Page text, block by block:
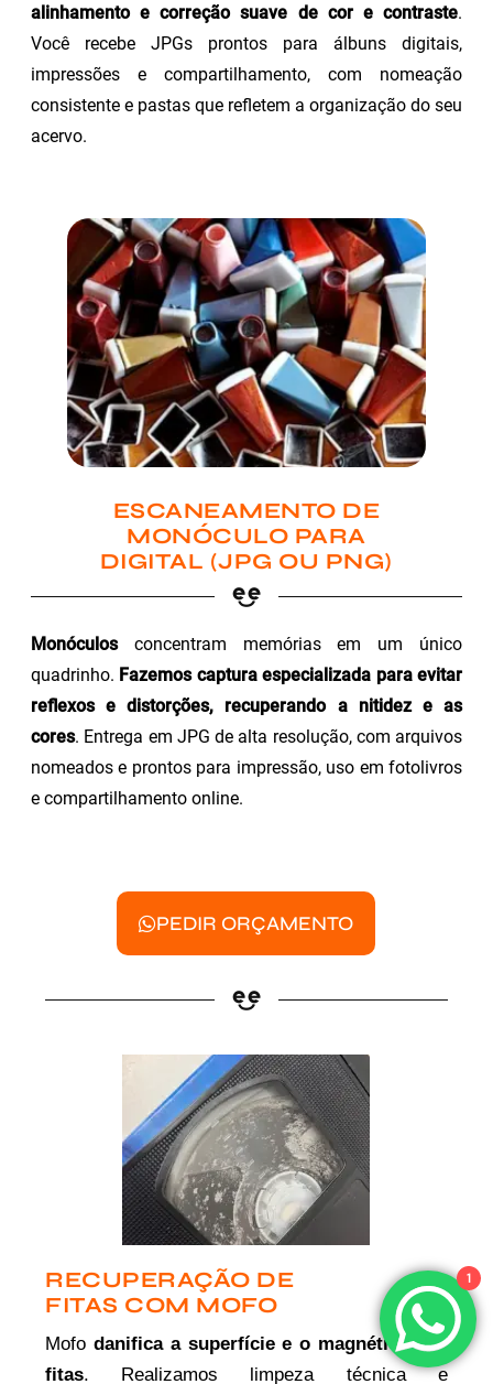
alinhamento e correção suave de cor e contraste.
Você recebe JPGs prontos para álbuns digitais,
impressões e compartilhamento, com nomeação
consistente e pastas que refletem a organização do seu
acervo.
ESCANEAMENTO DE
MONÓCULO PARA
DIGITAL (JPG OU PNG)
Monóculosconcentram memórias em um único
quadrinho. Fazemos captura especializada para evitar
reflexos e distorções, recuperando a nitidez e as
cores. Entrega em JPG de alta resolução, com arquivos
nomeados e prontos para impressão, uso em fotolivros
e compartilhamento online.
PEDIR ORÇAMENTO
RECUPERAÇÃO DE
FITAS COM MOFO
Mofodanifica a superfície e o magnético das
fitas. Realizamos limpeza técnica e
1